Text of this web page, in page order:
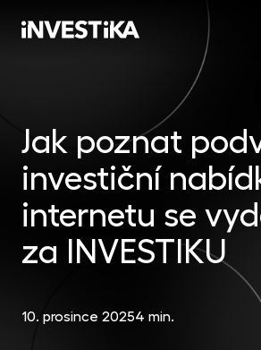
Jak poznat
investiční
internetu se
za INVESTIKU
10. prosince 20254 min.